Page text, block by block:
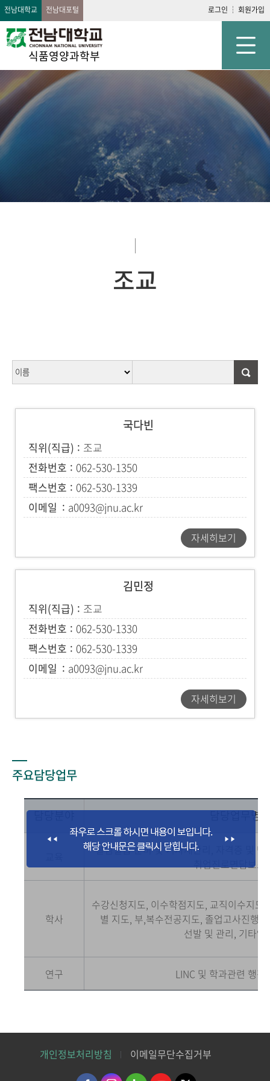
전남대학교 전남대포털 로그인 회원가입
식품영양과학부
조교
국다빈
직위(직급)
조교
전화번호
062-530-1350
팩스번호
062-530-1339
이메일
a0093@jnu.ac.kr
자세히보기
김민정
직위(직급)
조교
전화번호
062-530-1330
팩스번호
062-530-1339
이메일
a0093@jnu.ac.kr
자세히보기
주요담당업무
담당분야 담당업무명
실험실습 준비 및 기자재관리, 자격증 및
취업진로면담보조
학사
수강신청지도, 이수학점지도, 교직이수지도
별 지도, 부,복수전공지도, 졸업고사진행,
선발 및 관리, 기타업
연구 LINC 및 학과관련 행정
개인정보처리방침 이메일무단수집거부